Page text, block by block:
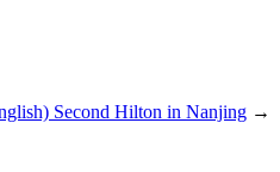
Second Hilton in Nanjing →